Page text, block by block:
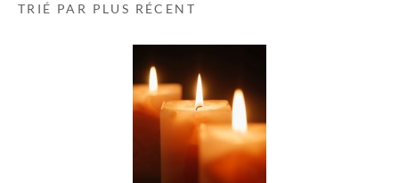
TRIÉ PAR PLUS RÉCENT